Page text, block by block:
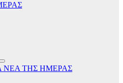
ΝΕΑ ΤΗΣ ΗΜΕΡΑΣ